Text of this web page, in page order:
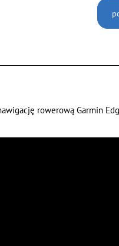
rowerową Garmin